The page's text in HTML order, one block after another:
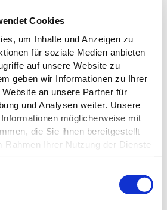
Cookies
um Inhalte und Anzeigen zu
für soziale Medien anbieten
auf unsere Website zu
geben wir Informationen zu Ihrer
an unsere Partner für
und Analysen weiter. Unsere
möglicherweise mit
die Sie ihnen bereitgestellt
Rahmen Ihrer Nutzung der Dienste
TZHS Anne Weise